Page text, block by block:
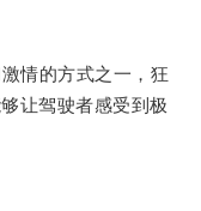
情的方式之一，狂
让驾驶者感受到极